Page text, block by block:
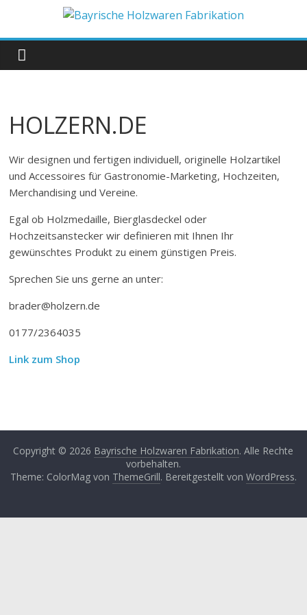
springen
Bayrische
Holzwaren
Fabrikation
HOLZERN.DE
Wir designen und fertigen individuell, originelle Holzartikel
und Accessoires für Gastronomie-Marketing, Hochzeiten,
Merchandising und Vereine.
Egal ob Holzmedaille, Bierglasdeckel oder
Hochzeitsanstecker wir definieren mit Ihnen Ihr
gewünschtes Produkt zu einem günstigen Preis.
Sprechen Sie uns gerne an unter:
brader@holzern.de
0177/2364035
Link zum Shop
Copyright © 2026 Bayrische Holzwaren Fabrikation. Alle Rechte
vorbehalten.
Theme: ColorMag von ThemeGrill. Bereitgestellt von WordPress.